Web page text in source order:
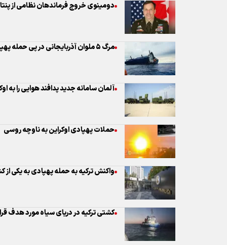
دومینوی خروج فرماندهان نظامی از
مرگ ۵ ملوان آذربایجانی در پی حمله پهپادی اوکراین به کشتی‌های باری
آلمان سامانه جدید پدافند هوایی را به
حملات پهپادی اوکراین به ناوچه روسی
واکنش ترکیه به حمله پهپادی به یکی
کشتی ترکیه در دریای سیاه مورد هدف